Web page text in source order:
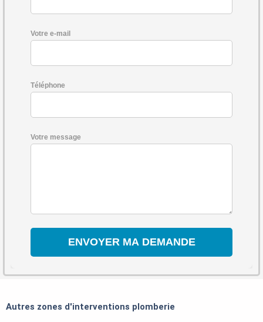
Votre e-mail
Téléphone
Votre message
Autres zones d'interventions plomberie